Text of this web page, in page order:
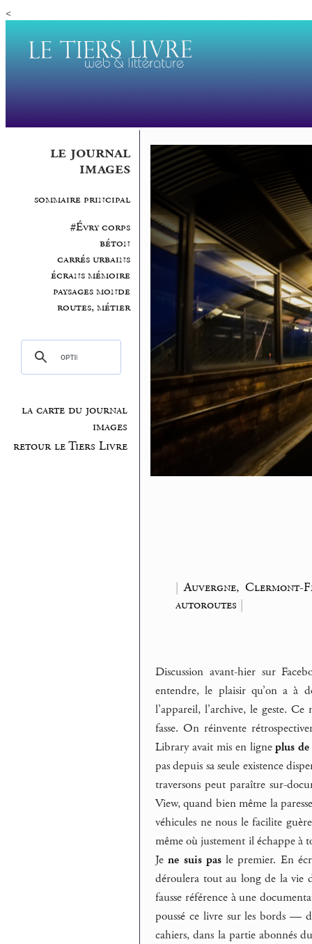
<
le journal
images
sommaire principal
#Évry corps
béton
carrés urbains
écrans mémoire
paysages monde
routes, métier
la carte du journal
images
retour le Tiers Livre
|Auvergne, Clermont-
autoroutes |
Discussion avant-hier sur
entendre, le plaisir qu’on a à
l’appareil, l’archive, le geste.
fasse. On réinvente
Library avait mis en ligneplus
pas depuis sa seule existence
traversons peut paraître sur-
View, quand bien même la
véhicules ne nous le facilite
même où justement il échappe à
Jene suis pasle premier. En
déroulera tout au long de la vie
fausse référence à une
poussé ce livre sur les bords —
cahiers, dans la partie abonnés